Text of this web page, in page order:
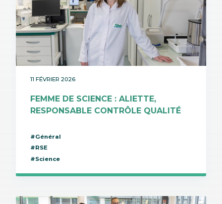
11 FÉVRIER 2026
FEMME DE SCIENCE : ALIETTE,
RESPONSABLE CONTRÔLE QUALITÉ
#Général
#RSE
#Science